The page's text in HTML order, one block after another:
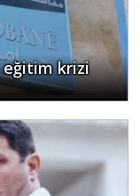
eğitim krizi